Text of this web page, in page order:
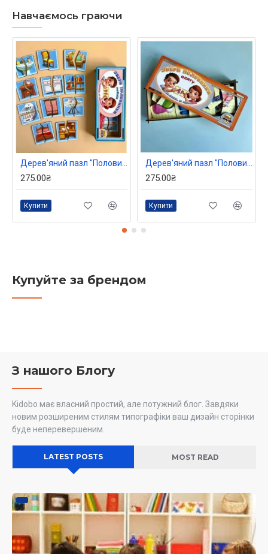
Навчаємось граючи
Дерев'яний пазл "Половинки. Меблі", ТМ "UBBEES"
275.00₴
Купити
Дерев'яний пазл "Половинки. Одяг та взуття", ТМ "UBBEES"
275.00₴
Купити
Купуйте за брендом
З нашого Блогу
Kidobo має власний простий, але потужний блог. Завдяки
новим розширеним стилям типографіки ваш дизайн сторінки
буде неперевершеним.
LATEST POSTS MOST READ